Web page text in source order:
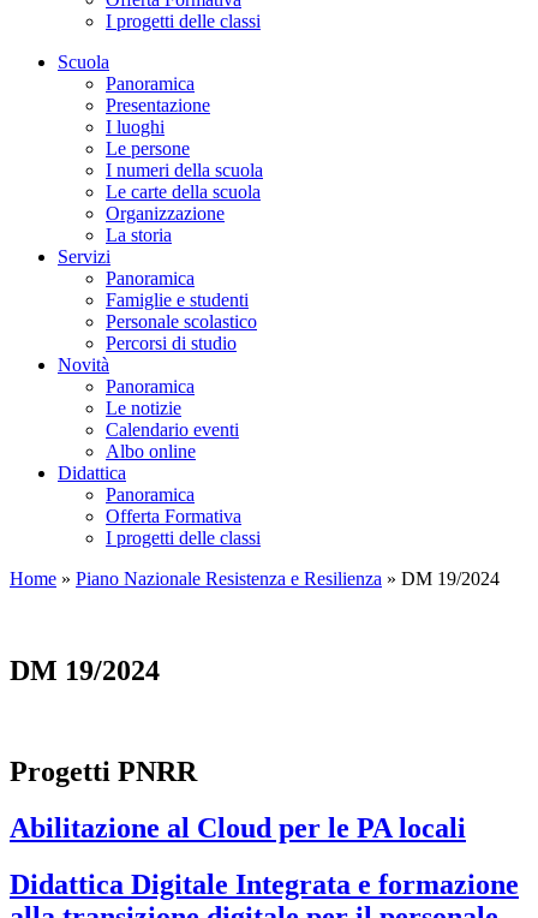
I progetti delle classi
Scuola
Panoramica
Presentazione
I luoghi
Le persone
I numeri della scuola
Le carte della scuola
Organizzazione
La storia
Servizi
Panoramica
Famiglie e studenti
Personale scolastico
Percorsi di studio
Novità
Panoramica
Le notizie
Calendario eventi
Albo online
Didattica
Panoramica
Offerta Formativa
I progetti delle classi
Home » Piano Nazionale Resistenza e Resilienza » DM 19/2024
DM 19/2024
Progetti PNRR
Abilitazione al Cloud per le PA locali
Didattica Digitale Integrata e formazione